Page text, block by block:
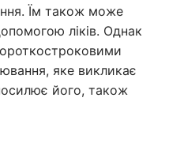
Їм також може
ліків. Однак
яке викликає
його, також